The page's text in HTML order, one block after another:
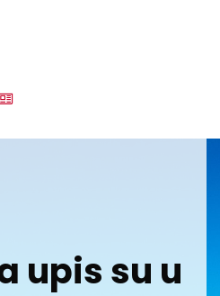
upis su u